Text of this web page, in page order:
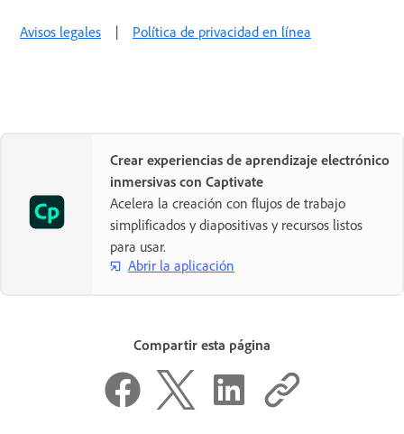
Avisos legales | Política de privacidad en línea
Crear experiencias de aprendizaje electrónico
inmersivas con Captivate
Acelera la creación con flujos de trabajo
simplificados y diapositivas y recursos listos
para usar.
Abrir la aplicación
Compartir esta página